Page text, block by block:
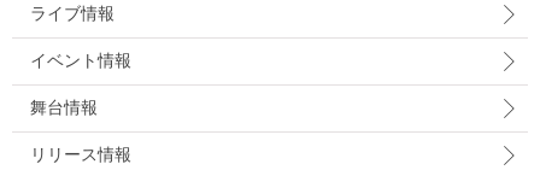
ライブ情報
イベント情報
舞台情報
リリース情報